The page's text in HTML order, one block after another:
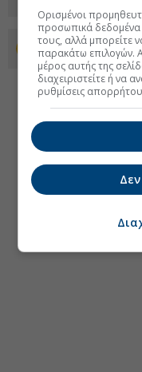
Προσθέστε το
Ορισμένοι
προσωπικά
τους, αλλά μπορείτε
παρακάτω επιλογών.
μέρος αυτής της
διαχειριστείτε ή να
ρυθμίσεις